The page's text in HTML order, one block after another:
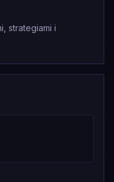
strategiami i